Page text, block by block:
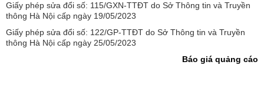
Giấy phép sửa đổi số: 115/GXN-TTĐT do Sở Thông tin và Truyền
thông Hà Nội cấp ngày 19/05/2023
Giấy phép sửa đổi số: 122/GP-TTĐT do Sở Thông tin và Truyền
thông Hà Nội cấp ngày 25/05/2023
Báo giá quảng cáo